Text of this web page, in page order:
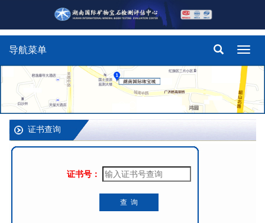
导航菜单
证书查询
证书号：
查 询